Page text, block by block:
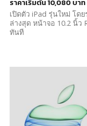
ราคาเริ่มต้น 10,080 บาท
เปิดตัว iPad รุ่นใหม่ โด
ล่างสุด หน้าจอ 10.2 นิ้ว
ทันที